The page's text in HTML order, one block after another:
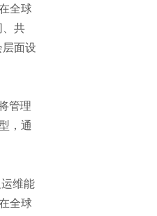
全球
共
面设
管理
，通
维能
全球